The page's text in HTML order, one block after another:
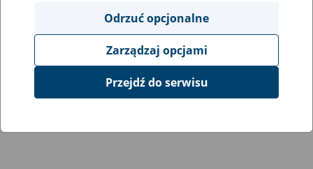
społecznego za granicą
Umowy międzynarodowe o zabezpieczeniu społecznym
Międzynarodowe Dni Poradnictwa
Odrzuć opcjonalne
Zarządzaj opcjami
Przejdź do serwisu